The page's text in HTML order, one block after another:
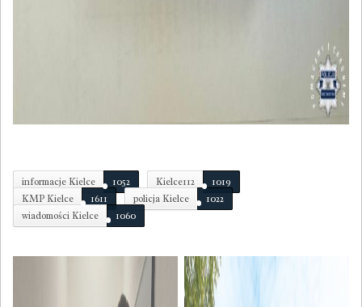
informacje Kielce 1052 Kielce112
1019
KMP Kielce
1611 policja Kielce
1022
wiadomości Kielce
1060